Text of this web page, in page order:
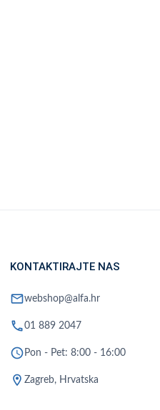
KONTAKTIRAJTE NAS
mailwebshop@alfa.hr
phone01 889 2047
schedule Pon - Pet: 8:00 - 16:00
location_on Zagreb, Hrvatska